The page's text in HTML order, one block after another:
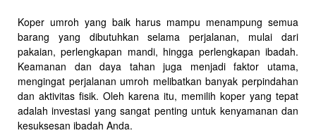
Koper umroh yang baik harus mampu menampung semua
barang yang dibutuhkan selama perjalanan, mulai dari
pakaian, perlengkapan mandi, hingga perlengkapan ibadah.
Keamanan dan daya tahan juga menjadi faktor utama,
mengingat perjalanan umroh melibatkan banyak perpindahan
dan aktivitas fisik. Oleh karena itu, memilih koper yang tepat
adalah investasi yang sangat penting untuk kenyamanan dan
kesuksesan ibadah Anda.